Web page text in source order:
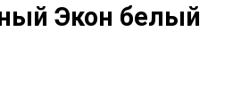
Экон белый